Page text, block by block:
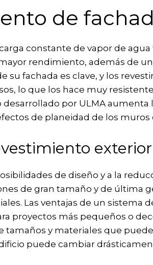
de
constante de vapor de
rendimiento, además de
su fachada es clave, y los
lo que los hace muy
por ULMA
de planeidad de los muros
exterior
de diseño y a la
de gran tamaño y de última
Las ventajas de un sistema
proyectos más pequeños o
tamaños y materiales que
puede cambiar